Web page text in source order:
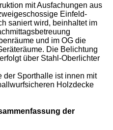
mit Ausfachungen aus
Einfeld-
saniert wird, beinhaltet im
und im OG die
Die Belichtung
über Stahl-Oberlichter
der Sporthalle ist innen mit
Holzdecke
der